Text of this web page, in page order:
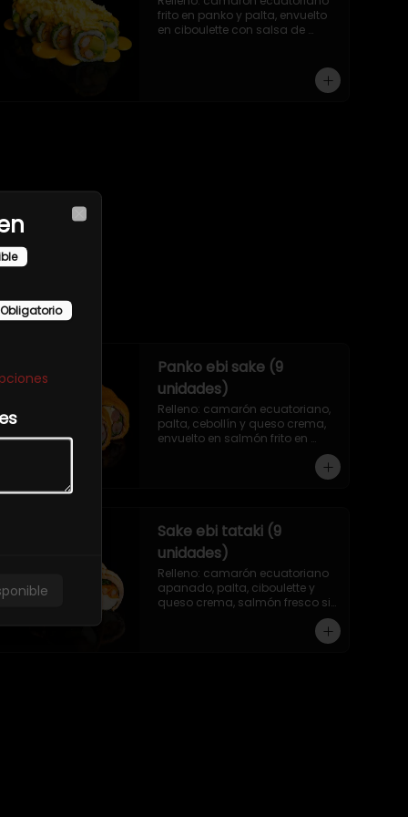
frito en panko y palta, envuelto
en ciboulette con salsa de
Panko ebi sake (9
unidades)
Relleno: camarón ecuatoriano,
palta, cebollín y queso crema,
envuelto en salmón frito en
Sake ebi tataki (9
unidades)
Relleno: camarón ecuatoriano
apanado, palta, ciboulette y
queso crema, salmón fresco sin
Obligatorio